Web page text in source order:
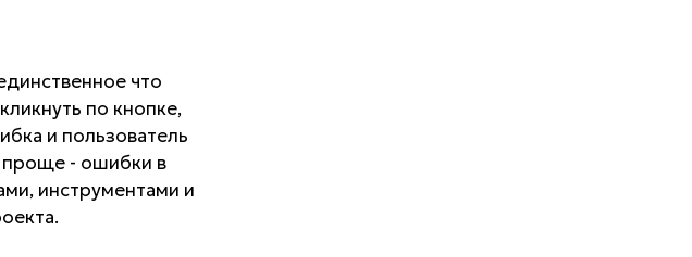
что
по кнопке,
и пользователь
проще - ошибки в
инструментами и